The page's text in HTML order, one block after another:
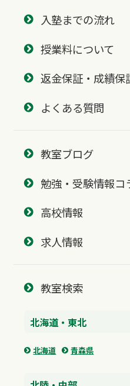
入塾までの流れ
授業料について
返金保証・成績保
よくある質問
教室ブログ
勉強・受験情報コ
高校情報
求人情報
教室検索
北海道・東北
北海道 青森県